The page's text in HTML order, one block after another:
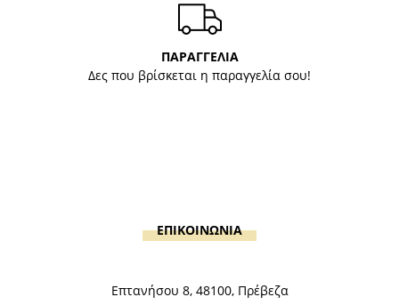
ΠΑΡΑΓΓΕΛΙΑ
Δες που βρίσκεται η παραγγελία σου!
ΕΠΙΚΟΙΝΩΝΙΑ
Επτανήσου 8, 48100, Πρέβεζα